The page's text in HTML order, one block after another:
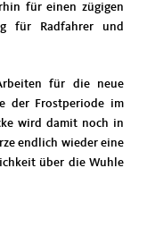
für einen zügigen
für Radfahrer und
für die neue
der Frostperiode im
wird damit noch in
endlich wieder eine
über die Wuhle